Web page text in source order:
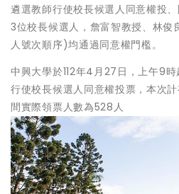
遴選教師行使校長候選人同意權投
3位校長候選人，詹富智教授、林
人號次順序)均通過同意權門檻。
中興大學於112年4月27日，上午9
行使校長候選人同意權投票，本次
間實際領票人數為528人